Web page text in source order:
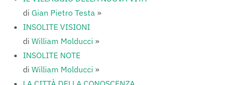
di Gian Pietro Testa »
INSOLITE VISIONI
di William Molducci »
INSOLITE NOTE
di William Molducci »